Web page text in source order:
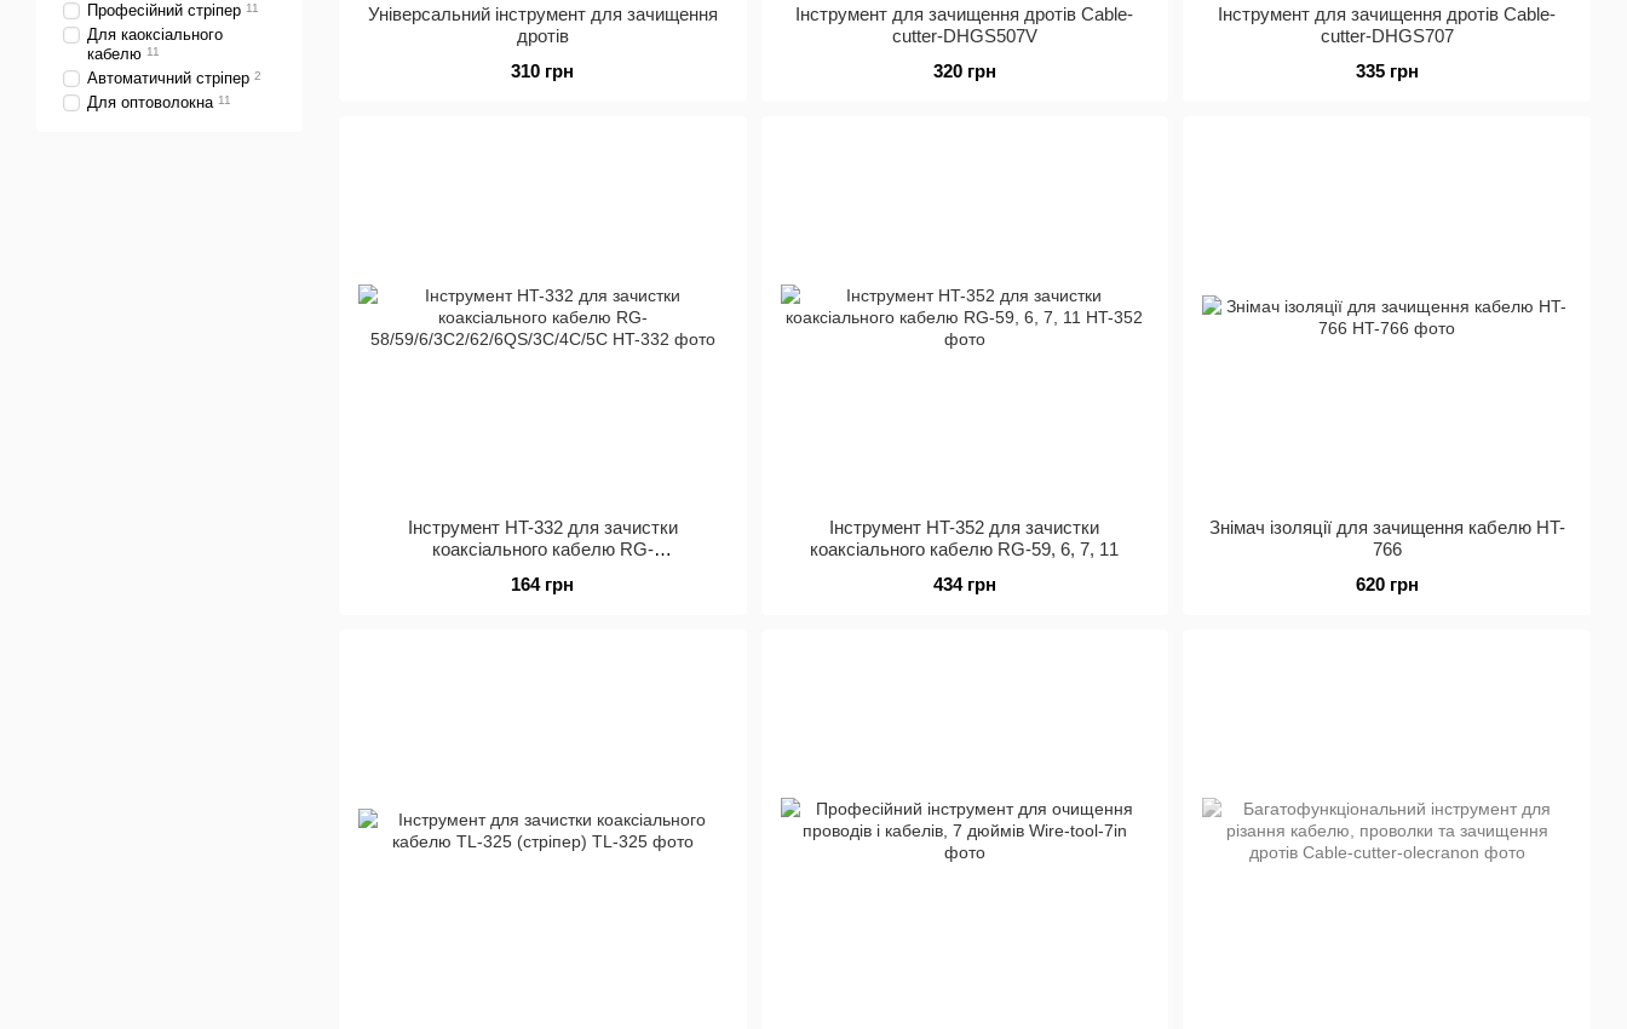
Універсальний інструмент для зачищення
дротів
310 грн
Інструмент для зачищення дротів Cable-
cutter-DHGS507V
320 грн
Інструмент для зачищення дротів Cable-
cutter-DHGS707
335 грн
Інструмент HT-332 для зачистки
коаксіального кабелю RG-
164 грн
Інструмент HT-352 для зачистки
коаксіального кабелю RG-59, 6, 7, 11
434 грн
Знімач ізоляції для зачищення кабелю HT-
766
620 грн
Професійний стріпер 11
Для каоксіального
кабелю 11
Автоматичний стріпер 2
Для оптоволокна 11